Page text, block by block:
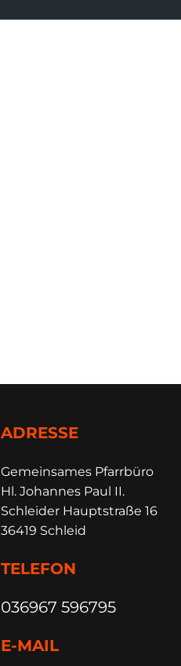
ADRESSE
Gemeinsames Pfarrbüro
Hl. Johannes Paul II.
Schleider Hauptstraße 16
36419 Schleid
TELEFON
036967 596795
E-MAIL